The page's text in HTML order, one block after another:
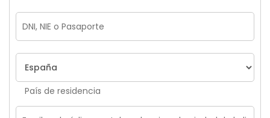
País de residencia